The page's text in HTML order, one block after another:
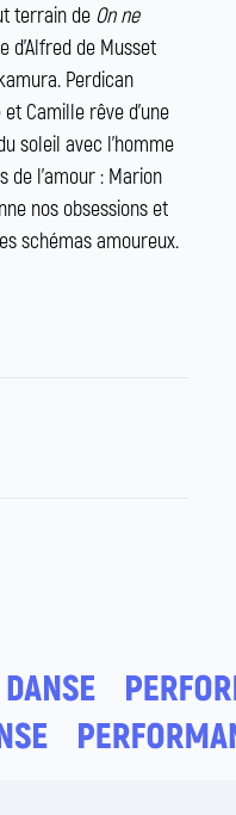
terrain de On ne
d’Alfred de Musset
Perdican
Camille rêve d’une
soleil avec l’homme
de l’amour : Marion
nos obsessions et
schémas amoureux.